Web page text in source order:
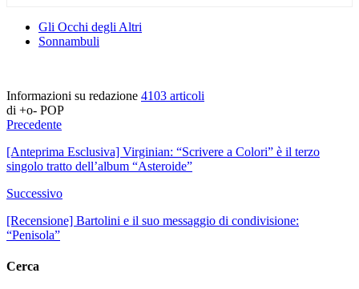
Gli Occhi degli Altri
Sonnambuli
Informazioni su redazione 4103 articoli
di +o- POP
Precedente
[Anteprima Esclusiva] Virginian: “Scrivere a Colori” è il terzo
singolo tratto dell’album “Asteroide”
Successivo
[Recensione] Bartolini e il suo messaggio di condivisione:
“Penisola”
Cerca